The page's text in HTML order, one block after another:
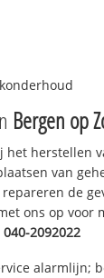
Bergen op
het herstellen
van
de
ons op voor
040-2092022
alarmlijn;